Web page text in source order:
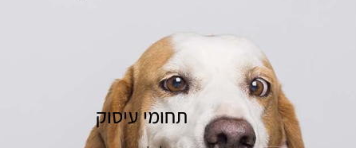
תחומי עיסוק